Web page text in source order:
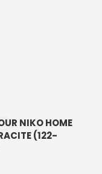
NIKO HOME
(122-